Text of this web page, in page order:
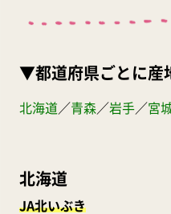
▼都道府県ごとに産
北海道 ／青森／岩手／宮
北海道
JA北いぶき